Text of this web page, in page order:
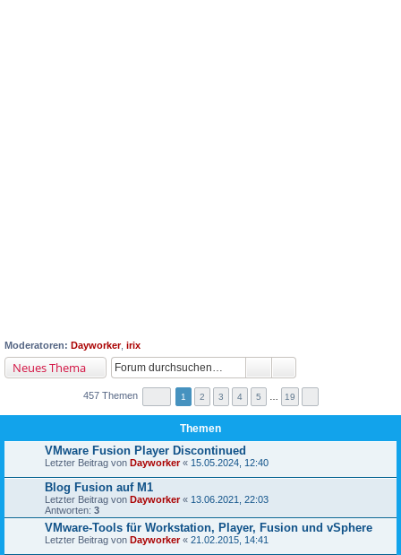
Moderatoren: Dayworker, irix
Neues Thema
457 Themen 1 2 3 4 5 19
Themen
VMware Fusion Player Discontinued
Letzter Beitrag von Dayworker« 15.05.2024, 12:40
Blog Fusion auf M1
Letzter Beitrag von Dayworker« 13.06.2021, 22:03
Antworten: 3
VMware-Tools für Workstation, Player, Fusion und vSphere
Letzter Beitrag von Dayworker« 21.02.2015, 14:41